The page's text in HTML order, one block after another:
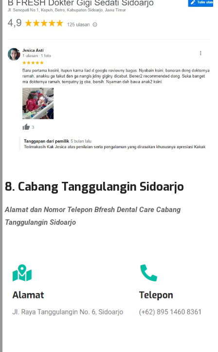
8. Cabang Tanggulangin Sidoarjo
Alamat dan Nomor Telepon Bfresh Dental Care Cabang
Tanggulangin Sidoarjo